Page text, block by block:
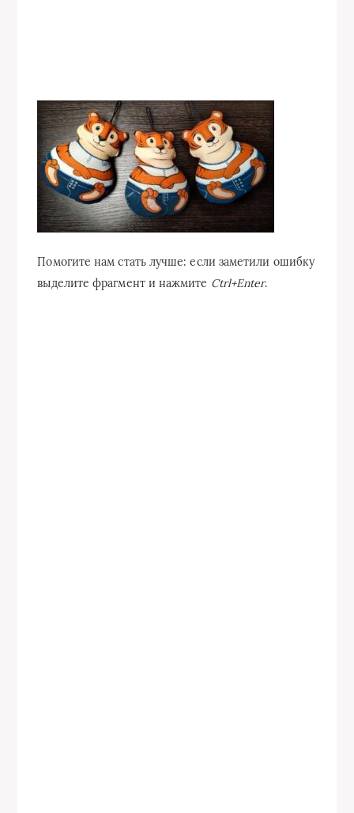
Помогите нам стать лучше: если заметили ошибку
выделите фрагмент и нажмите Ctrl+Enter.